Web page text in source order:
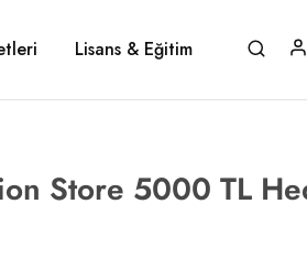
Lisans & Eğitim
Store 5000 TL